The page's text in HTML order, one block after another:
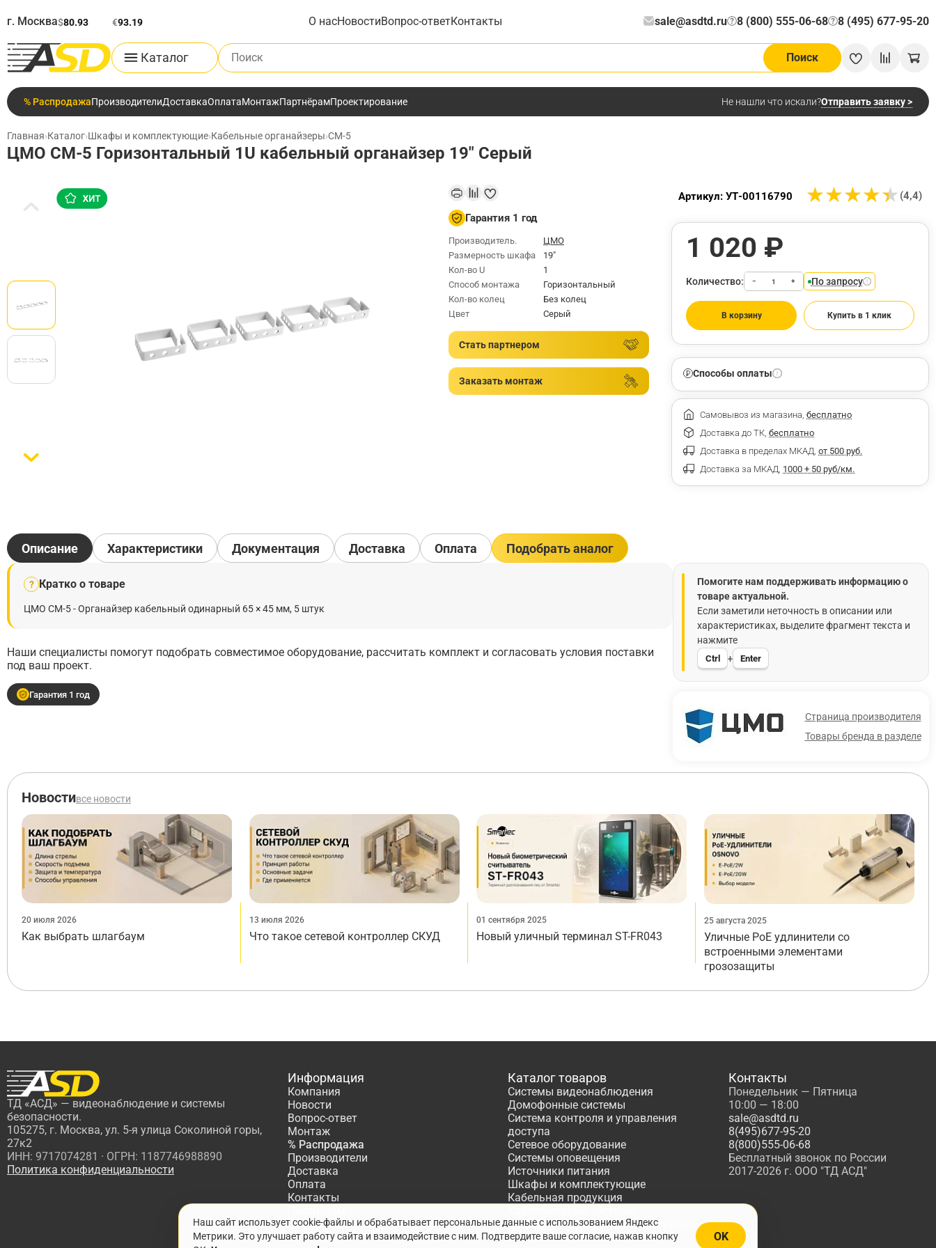
г. Москва$80.93 €93.19 О насНовостиВопрос-ответКонтакты sale@asdtd.ru 8 (800) 555-06-68
? 8 (495) 677-95-20
?
Каталог
Поиск по каталогу
Поиск
% РаспродажаПроизводителиДоставкаОплатаМонтажПартнёрамПроектирование Не нашли что искали?Отправить заявку >
Главная›Каталог›Шкафы и комплектующие›Кабельные органайзеры›СМ-5
ЦМО СМ-5 Горизонтальный 1U кабельный органайзер 19" Серый
Гарантия 1 год
Производитель.
ЦМО
Размерность шкафа
19"
Кол-во U
1
Способ монтажа
Горизонтальный
Кол-во колец
Без колец
Цвет
Серый
Стать партнером
Заказать монтаж
★★★★★
★★★★★ (4,4)
Артикул: УТ-00116790
1 020 ₽
Количество: − + По запросу
В корзину Купить в 1 клик
Способы оплаты
Самовывоз из магазина, бесплатно
Доставка до ТК, бесплатно
Доставка в пределах МКАД, от 500 руб.
Доставка за МКАД, 1000 + 50 руб/км.
Описание
? Кратко о товаре
ЦМО СМ-5 - Органайзер кабельный одинарный 65 × 45 мм, 5 штук
Наши специалисты помогут подобрать совместимое оборудование, рассчитать комплект и согласовать условия поставки
под ваш проект.
Гарантия 1 год
Помогите нам поддерживать информацию о
товаре актуальной.
Если заметили неточность в описании или
характеристиках, выделите фрагмент текста и
нажмите
Ctrl + Enter
Страница производителя
Товары бренда в разделе
Характеристики Документация Доставка Оплата Подобрать аналог
Новостивсе новости
20 июля 2026
Как выбрать шлагбаум
13 июля 2026
Что такое сетевой контроллер СКУД
01 сентября 2025
Новый уличный терминал ST-FR043
25 августа 2025
Уличные PoE удлинители со
встроенными элементами
грозозащиты
ТД «АСД» — видеонаблюдение и системы
безопасности.
105275, г. Москва, ул. 5-я улица Соколиной горы,
27к2
ИНН: 9717074281 · ОГРН: 1187746988890
Политика конфиденциальности
Информация
Компания
Новости
Вопрос-ответ
Монтаж
% Распродажа
Производители
Доставка
Оплата
Контакты
Проектирование
Каталог товаров
Системы видеонаблюдения
Домофонные системы
Система контроля и управления
доступа
Сетевое оборудование
Системы оповещения
Источники питания
Шкафы и комплектующие
Кабельная продукция
Расходные материалы, Инструменты
Системы охранно-пожарной
Контакты
Понедельник — Пятница
10:00 — 18:00
sale@asdtd.ru
8(495)677-95-20
8(800)555-06-68
Бесплатный звонок по России
2017-2026 г. ООО "ТД АСД"
Наш сайт использует cookie-файлы и обрабатывает персональные данные с использованием Яндекс
Метрики. Это улучшает работу сайта и взаимодействие с ним. Подтвердите ваше согласие, нажав кнопку
OK